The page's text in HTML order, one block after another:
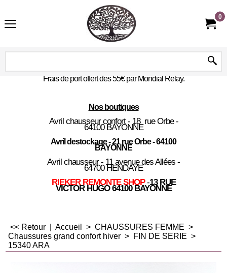
0
Frais de port offert dès 55€ par Mondial Relay.
Nos boutiques
Avril chausseur confort - 18 rue Orbe -
64100 BAYONNE
Avril destockage - 21 rue Orbe - 64100
BAYONNE
Avril chausseur - 11 avenue des Allées -
64700 HENDAYE
RIEKER REMONTE SHOP -13 RUE
VICTOR HUGO 64100 BAYONNE
<< Retour Accueil > CHAUSSURES FEMME >
Chaussures grand confort hiver > FIN DE SERIE >
15340 ARA